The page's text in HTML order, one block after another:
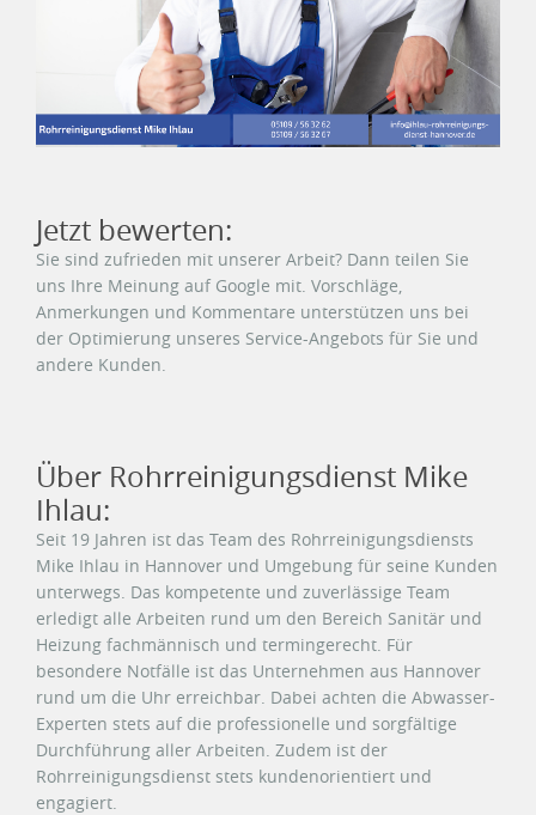
Jetzt bewerten:
Sie sind zufrieden mit unserer Arbeit? Dann teilen Sie
uns Ihre Meinung auf Google mit. Vorschläge,
Anmerkungen und Kommentare unterstützen uns bei
der Optimierung unseres Service-Angebots für Sie und
andere Kunden.
Über Rohrreinigungsdienst Mike
Ihlau:
Seit 19 Jahren ist das Team des Rohrreinigungsdiensts
Mike Ihlau in Hannover und Umgebung für seine Kunden
unterwegs. Das kompetente und zuverlässige Team
erledigt alle Arbeiten rund um den Bereich Sanitär und
Heizung fachmännisch und termingerecht. Für
besondere Notfälle ist das Unternehmen aus Hannover
rund um die Uhr erreichbar. Dabei achten die Abwasser-
Experten stets auf die professionelle und sorgfältige
Durchführung aller Arbeiten. Zudem ist der
Rohrreinigungsdienst stets kundenorientiert und
engagiert.